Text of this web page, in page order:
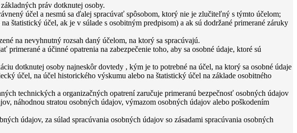
práv dotknutej osoby.
účel a nesmú sa ďalej spracúvať spôsobom, ktorý nie je zlučiteľný s týmto účelom;
štatistický účel, ak je v súlade s osobitným predpisom) a ak sú dodržané primerané záruky
na nevyhnutný rozsah daný účelom, na ktorý sa spracúvajú.
a účinné opatrenia na zabezpečenie toho, aby sa osobné údaje, ktoré sú
dotknutej osoby najneskôr dovtedy , kým je to potrebné na účel, na ktorý sa osobné údaje
účel, na účel historického výskumu alebo na štatistický účel na základe osobitného
technických a organizačných opatrení zaručuje primeranú bezpečnosť osobných údajov
náhodnou stratou osobných údajov, výmazom osobných údajov alebo poškodením
údajov, za súlad spracúvania osobných údajov so zásadami spracúvania osobných